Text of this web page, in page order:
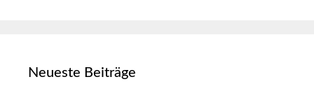
Neueste Beiträge